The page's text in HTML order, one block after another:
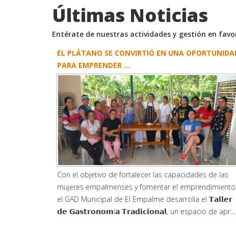
Últimas Noticias
Entérate de nuestras actividades y gestión en
EL PLÁTANO SE CONVIRTIÓ EN UNA
PARA EMPRENDER ...
Con el objetivo de fortalecer las capacidades de las
mujeres empalmenses y fomentar el emprendimiento,
el GAD Municipal de El Empalme desarrolla el 𝗧𝗮𝗹𝗹𝗲𝗿
𝗱𝗲 𝗚𝗮𝘀𝘁𝗿𝗼𝗻𝗼𝗺í𝗮 𝗧𝗿𝗮𝗱𝗶𝗰𝗶𝗼𝗻𝗮𝗹, un espacio de apr...